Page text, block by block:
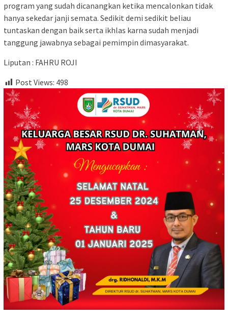
program yang sudah dicanangkan ketika mencalonkan tidak
hanya sekedar janji semata. Sedikit demi sedikit beliau
tuntaskan dengan baik serta ikhlas karna sudah menjadi
tanggung jawabnya sebagai pemimpin dimasyarakat.
Liputan : FAHRU ROJI
Post Views: 498